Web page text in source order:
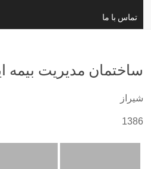
تماس با ما
ساختمان مدیریت بیمه
شیراز
1386